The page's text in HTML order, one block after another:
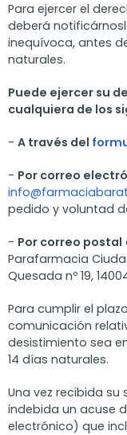
Para ejercer el
deberá
inequívoca, antes
naturales.
Puede ejercer su
cualquiera de los
- A través del
- Por correo
pedido y voluntad
- Por correo postal
Parafarmacia
Quesada nº 19,
Para cumplir el
comunicación
desistimiento sea
14 días naturales.
Una vez recibida
indebida un acuse
electrónico) que